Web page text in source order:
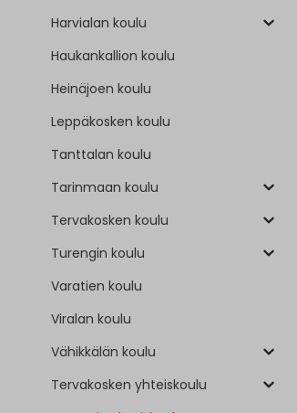
Harvialan koulu
Haukankallion koulu
Heinäjoen koulu
Leppäkosken koulu
Tanttalan koulu
Tarinmaan koulu
Tervakosken koulu
Turengin koulu
Varatien koulu
Viralan koulu
Vähikkälän koulu
Tervakosken yhteiskoulu